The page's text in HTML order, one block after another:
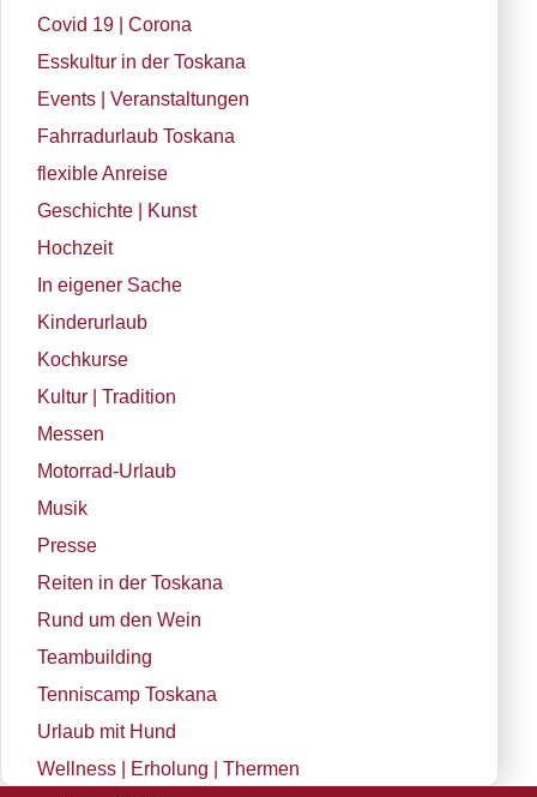
Covid 19 | Corona
Esskultur in der Toskana
Events | Veranstaltungen
Fahrradurlaub Toskana
flexible Anreise
Geschichte | Kunst
Hochzeit
In eigener Sache
Kinderurlaub
Kochkurse
Kultur | Tradition
Messen
Motorrad-Urlaub
Musik
Presse
Reiten in der Toskana
Rund um den Wein
Teambuilding
Tenniscamp Toskana
Urlaub mit Hund
Wellness | Erholung | Thermen